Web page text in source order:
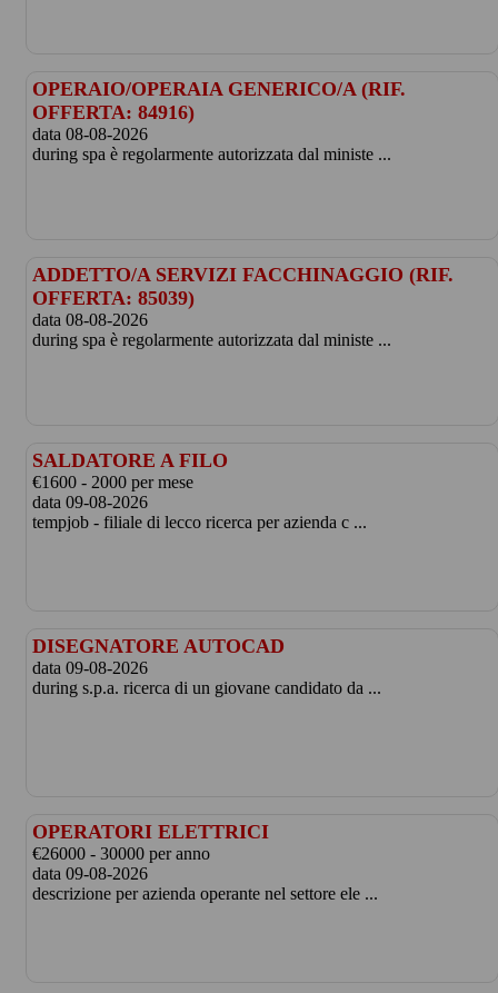
OPERAIO/OPERAIA GENERICO/A (RIF.
OFFERTA: 84916)
data 08-08-2026
during spa è regolarmente autorizzata dal ministe ...
ADDETTO/A SERVIZI FACCHINAGGIO (RIF.
OFFERTA: 85039)
data 08-08-2026
during spa è regolarmente autorizzata dal ministe ...
SALDATORE A FILO
€1600 - 2000 per mese
data 09-08-2026
tempjob - filiale di lecco ricerca per azienda c ...
DISEGNATORE AUTOCAD
data 09-08-2026
during s.p.a. ricerca di un giovane candidato da ...
OPERATORI ELETTRICI
€26000 - 30000 per anno
data 09-08-2026
descrizione per azienda operante nel settore ele ...